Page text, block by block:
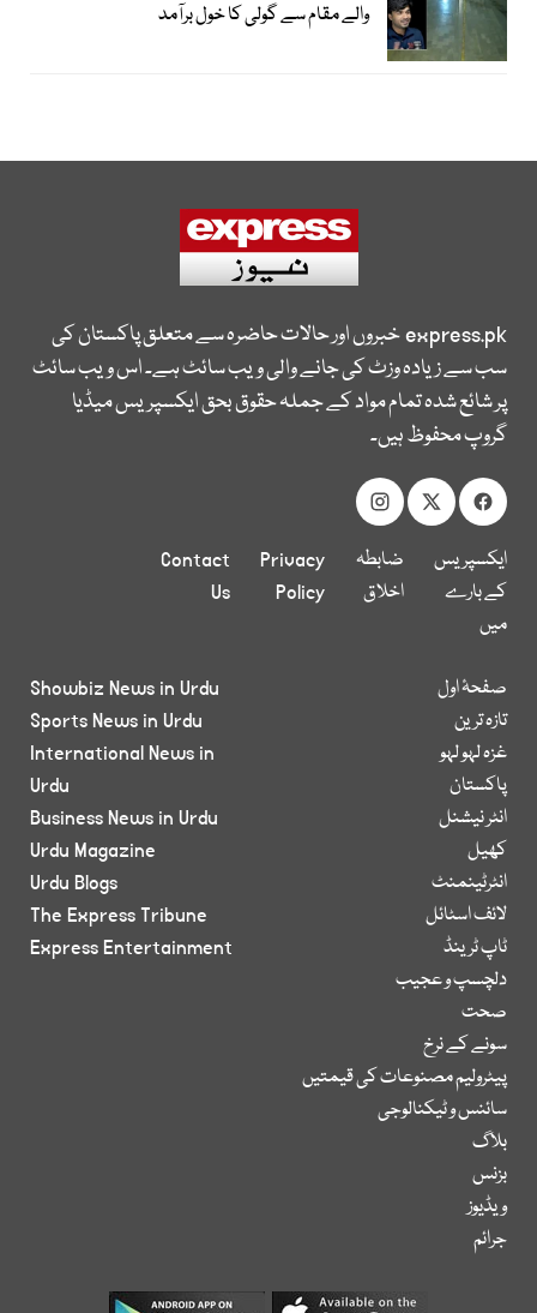
والے مقام سے گولی کا خول برآمد
express.pkخبروں اور حالات حاضرہ سے متعلق پاکستان کی
سب سے زیادہ وزٹ کی جانے والی ویب سائٹ ہے۔ اس ویب سائٹ
پر شائع شدہ تمام مواد کے جملہ حقوق بحق ایکسپریس میڈیا
گروپ محفوظ ہیں۔
ایکسپریس
کے بارے
میں
ضابطہ
اخلاق
Privacy
Policy
Contact
Us
صفحۂ اول
تازہ ترین
غزہ لہو لہو
پاکستان
انٹر نیشنل
کھیل
انٹرٹینمنٹ
لائف اسٹائل
ٹاپ ٹرینڈ
دلچسپ و عجیب
صحت
سونے کے نرخ
پیٹرولیم مصنوعات کی قیمتیں
سائنس و ٹیکنالوجی
بلاگ
بزنس
ویڈیوز
جرائم
Showbiz News in Urdu
Sports News in Urdu
International News in
Urdu
Business News in Urdu
Urdu Magazine
Urdu Blogs
The Express Tribune
Express Entertainment